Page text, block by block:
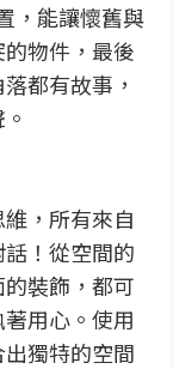
，能讓懷舊與
物件，最後
都有故事，
，所有來自
！從空間的
裝飾，都可
用心。使用
獨特的空間